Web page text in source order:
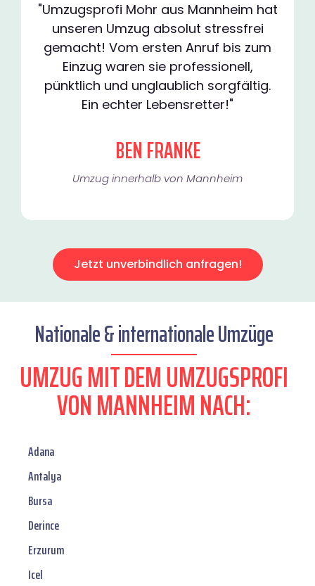
"Umzugsprofi Mohr aus Mannheim hat
unseren Umzug absolut stressfrei
gemacht! Vom ersten Anruf bis zum
Einzug waren sie professionell,
pünktlich und unglaublich sorgfältig.
Ein echter Lebensretter!"
BEN FRANKE
Umzug innerhalb von Mannheim​
Jetzt unverbindlich anfragen!
Nationale & internationale Umzüge
UMZUG MIT DEM UMZUGSPROFI
VON MANNHEIM NACH:
Adana
Antalya
Bursa
Derince
Erzurum
Icel